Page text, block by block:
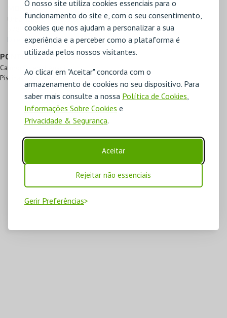
O nosso site utiliza cookies essenciais para o
funcionamento do site e, com o seu consentimento,
cookies que nos ajudam a personalizar a sua
experiência e a perceber como a plataforma é
utilizada pelos nossos visitantes.
Ao clicar em "Aceitar" concorda com o
armazenamento de cookies no seu dispositivo. Para
saber mais consulte a nossa Política de Cookies
Informações Sobre Cookies e
Privacidade & Segurança.
Aceitar
Rejeitar não essenciais
Gerir Preferências
MORADA
Urbanização Montouro
3780-243 Anadia
Direcções para Cineteatro Anadia
PONTOS DE REFERÊNCIA
Campo Futebol Anadia
Piscinas Municipais